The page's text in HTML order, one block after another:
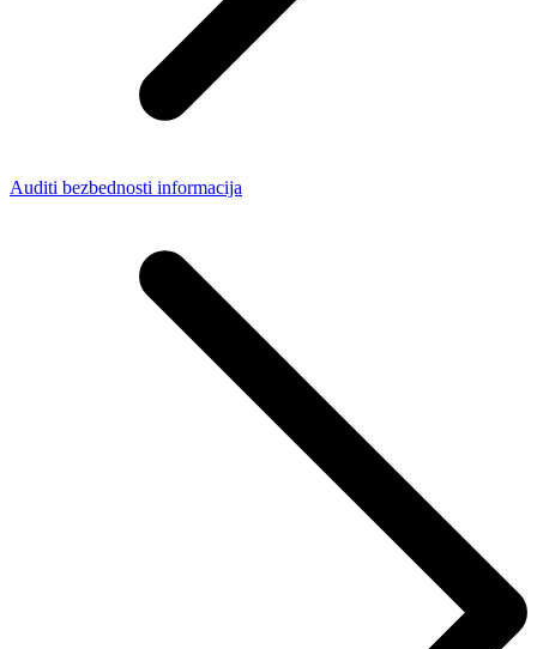
Auditi bezbednosti informacija